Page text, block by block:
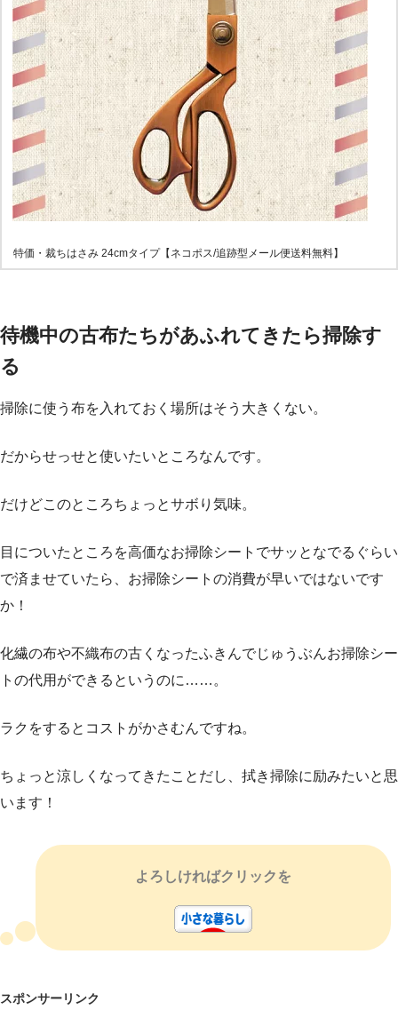
特価・裁ちはさみ 24cmタイプ【ネコポス/追跡型メール便送料無料】
待機中の古布たちがあふれてきたら掃除す
る
掃除に使う布を入れておく場所はそう大きくない。
だからせっせと使いたいところなんです。
だけどこのところちょっとサボり気味。
目についたところを高価なお掃除シートでサッとなでるぐらい
で済ませていたら、お掃除シートの消費が早いではないです
か！
化繊の布や不織布の古くなったふきんでじゅうぶんお掃除シー
トの代用ができるというのに……。
ラクをするとコストがかさむんですね。
ちょっと涼しくなってきたことだし、拭き掃除に励みたいと思
います！
よろしければクリックを
スポンサーリンク